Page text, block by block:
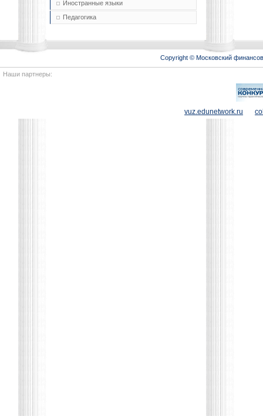
Иностранные языки
Педагогика
Copyright © Московский
Наши партнеры:
vuz.edunetwork.ru